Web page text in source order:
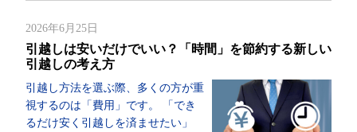
2026年6月25日
引越しは安いだけでいい？「時間」を節約する新しい
引越しの考え方
引越し方法を選ぶ際、多くの方が重
視するのは「費用」です。 「でき
るだけ安く引越しを済ませたい」